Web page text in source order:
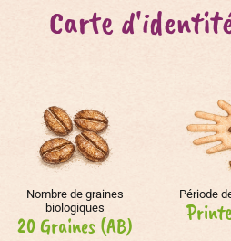
Carte
Nombre de graines
biologiques
20 Graines (AB)
Période